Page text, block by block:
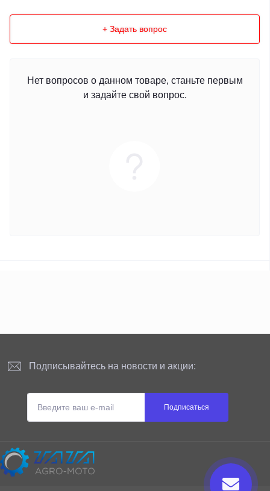
+ Задать вопрос
Нет вопросов о данном товаре, станьте первым
и задайте свой вопрос.
Подписывайтесь на новости и акции:
Подписаться